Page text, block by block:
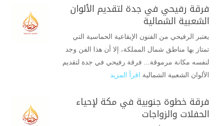
فرقة رفيحي في جدة لتقديم الألوان
الشعبية الشمالية
يعتبر الرفيحي من الفنون الإيقاعية الحماسية التي
تمتاز بها مناطق شمال المملكة، إلا أن هذا الفن وجد
لنفسه مكانة مرموقة... فرقة رفيحي في جدة لتقديم
الألوان الشعبية الشمالية اقرأ المزيد
فرقة خطوة جنوبية في مكة لإحياء
الحفلات والزواجات